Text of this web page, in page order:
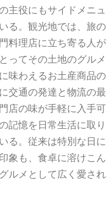
主役にもサイドメニ
る。観光地では、旅
料理店に立ち寄る人
ってその土地のグル
味わえるお土産商品
交通の発達と物流の
店の味が手軽に入手可
記憶を日常生活に取
る。従来は特別な日
象も、食卓に溶けこ
ルメとして広く愛され